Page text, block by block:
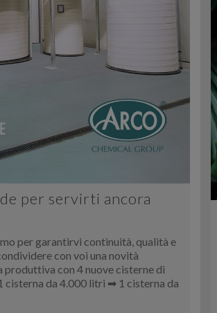
per servirti ancora
per garantirvi continuità, qualità e
con voi una novità
con 4 nuove cisterne di
da 4.000 litri ➡ 1 cisterna da